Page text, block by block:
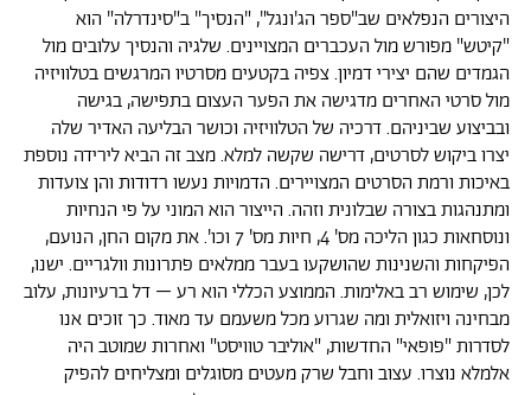
היצורים הנפלאים שב"ספר הג'ונגל", "הנסיך" ב"סינדרלה" הוא
"קיטש" מפורש מול העכברים המצויינים. שלגיה והנסיך עלובים מול
הגמדים שהם יצירי דמיון. צפיה בקטעים מסרטיו המרגשים בטלוויזיה
מול סרטי האחרים מדגישה את הפער העצום בתפישה, בגישה
ובביצוע שביניהם. דרכיה של הטלוויזיה וכושר הבליעה האדיר שלה
יצרו ביקוש לסרטים, דרישה שקשה למלא. מצב זה הביא לירידה נוספת
באיכות ורמת הסרטים המצויירים. הדמויות נעשו רדודות והן צועדות
ומתנהגות בצורה שבלונית וזהה. הייצור הוא המוני על פי הנחיות
ונוסחאות כגון הליכה מס' 4, חיות מס' 7 וכו'. את מקום החן, הנועם,
הפיקחות והשנינות שהושקעו בעבר ממלאים פתרונות וולגריים. ישנו,
לכן, שימוש רב באלימות. הממוצע הכללי הוא רע – דל ברעיונות, עלוב
מבחינה ויזואלית ומה שגרוע מכל משעמם עד מאוד. כך זוכים אנו
לסדרות "פופאי" החדשות, "אוליבר טוויסט" ואחרות שמוטב היה
אלמלא נוצרו. עצוב וחבל שרק מעטים מסוגלים ומצליחים להפיק